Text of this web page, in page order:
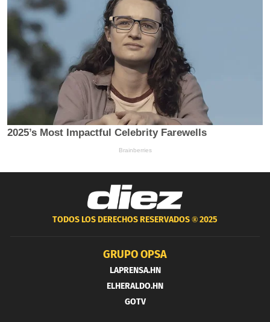
TODOS LOS DERECHOS RESERVADOS ®2025
GRUPO OPSA
LAPRENSA.HN
ELHERALDO.HN
GOTV